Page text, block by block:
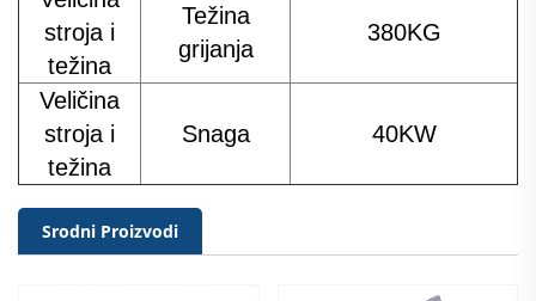
stroja i
težina
Težina
grijanja
380KG
Veličina
stroja i
težina
Snaga 40KW
Srodni Proizvodi